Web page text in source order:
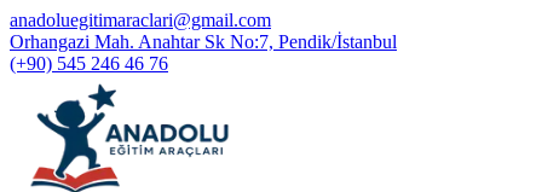
anadoluegitimaraclari@gmail.com
Orhangazi Mah. Anahtar Sk No:7, Pendik/İstanbul
(+90) 545 246 46 76